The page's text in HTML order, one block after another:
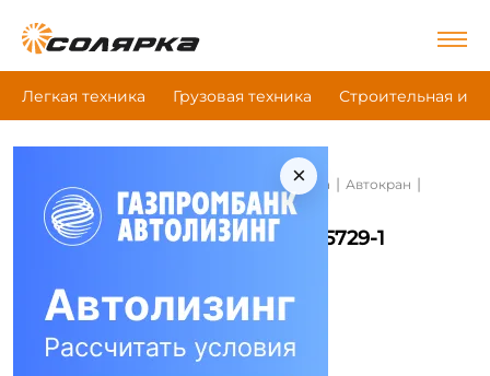
Легкая техника Грузовая техника Строительная и
×
Главная Строительная и дорожная техника | Автокран |
Галичанин Кс-55729-1
Автокран Галичанин Кс-55729-1